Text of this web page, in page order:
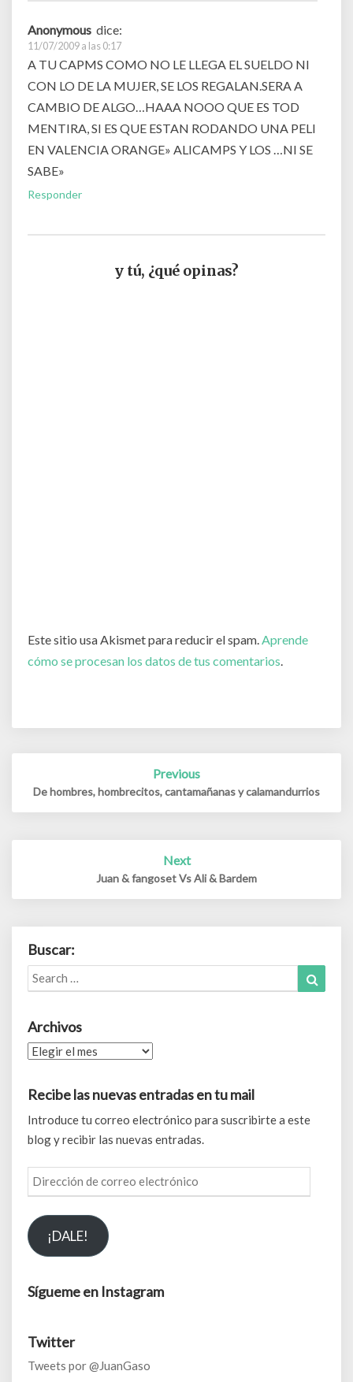
Anonymous dice:
11/07/2009 a las 0:17
A TU CAPMS COMO NO LE LLEGA EL SUELDO NI
CON LO DE LA MUJER, SE LOS REGALAN.SERA A
CAMBIO DE ALGO…HAAA NOOO QUE ES TOD
MENTIRA, SI ES QUE ESTAN RODANDO UNA PELI
EN VALENCIA ORANGE» ALICAMPS Y LOS …NI SE
SABE»
Responder
y tú, ¿qué opinas?
Este sitio usa Akismet para reducir el spam.Aprende
cómo se procesan los datos de tus comentarios.
Previous
De hombres, hombrecitos, cantamañanas y calamandurrios
Next
Juan & fangoset Vs Ali & Bardem
Buscar:
Search
for:
Archivos
Archivos
Recibe las nuevas entradas en tu mail
Introduce tu correo electrónico para suscribirte a este
blog y recibir las nuevas entradas.
Dirección
de
correo
electrónico
¡DALE!
Sígueme en Instagram
Twitter
Tweets por @JuanGaso